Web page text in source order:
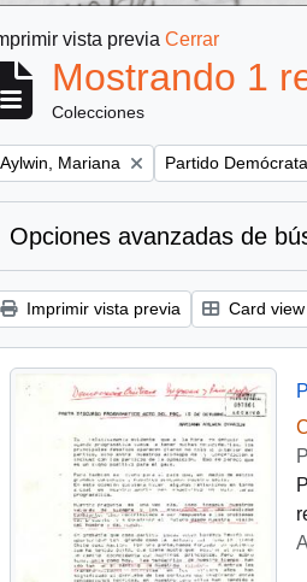
vista previa Cerrar
Mostrando 1
Colecciones
Remove filter:
Aylwin, Mariana Remove filter:
Partido
Opciones avanzadas de
Imprimir vista previa Card view